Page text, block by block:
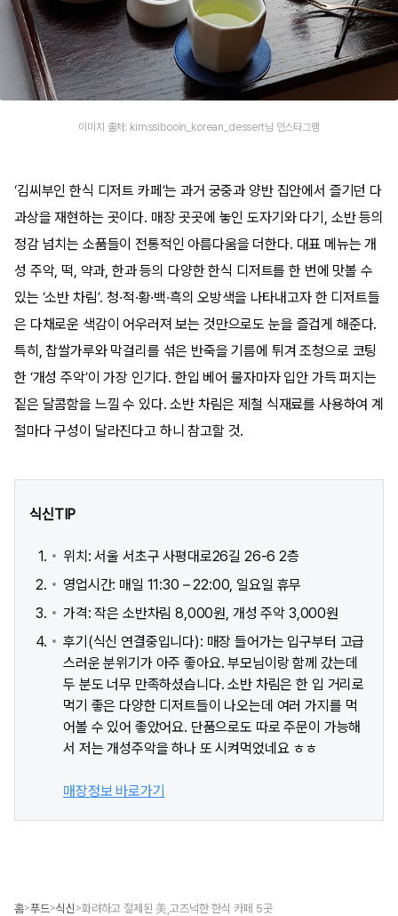
이미지 출처: kimssibooin_korean_dessert님 인스타그램
‘김씨부인 한식 디저트 카페’는 과거 궁중과 양반 집안에서 즐기던 다
과상을 재현하는 곳이다. 매장 곳곳에 놓인 도자기와 다기, 소반 등의
정감 넘치는 소품들이 전통적인 아름다움을 더한다. 대표 메뉴는 개
성 주악, 떡, 약과, 한과 등의 다양한 한식 디저트를 한 번에 맛볼 수
있는 ‘소반 차림’. 청·적·황·백·흑의 오방색을 나타내고자 한 디저트들
은 다채로운 색감이 어우러져 보는 것만으로도 눈을 즐겁게 해준다.
특히, 찹쌀가루와 막걸리를 섞은 반죽을 기름에 튀겨 조청으로 코팅
한 ‘개성 주악’이 가장 인기다. 한입 베어 물자마자 입안 가득 퍼지는
짙은 달콤함을 느낄 수 있다. 소반 차림은 제철 식재료를 사용하여 계
절마다 구성이 달라진다고 하니 참고할 것.
식신TIP
위치: 서울 서초구 사평대로26길 26-6 2층
영업시간: 매일 11:30 – 22:00, 일요일 휴무
가격: 작은 소반차림 8,000원, 개성 주악 3,000원
후기(식신 연결중입니다): 매장 들어가는 입구부터 고급
스러운 분위기가 아주 좋아요. 부모님이랑 함께 갔는데
두 분도 너무 만족하셨습니다. 소반 차림은 한 입 거리로
먹기 좋은 다양한 디저트들이 나오는데 여러 가지를 먹
어볼 수 있어 좋았어요. 단품으로도 따로 주문이 가능해
서 저는 개성주악을 하나 또 시켜먹었네요 ㅎㅎ
매장정보 바로가기
홈>푸드>식신 >화려하고 절제된 美,고즈넉한 한식 카페 5곳